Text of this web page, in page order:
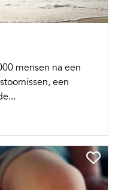
mensen na een
een